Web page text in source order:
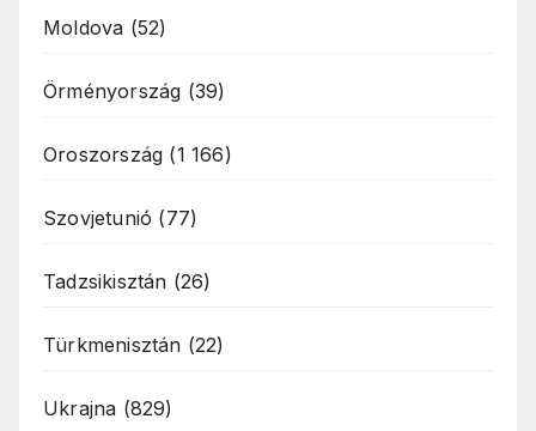
Moldova (52)
Örményország (39)
Oroszország (1 166)
Szovjetunió (77)
Tadzsikisztán (26)
Türkmenisztán (22)
Ukrajna (829)